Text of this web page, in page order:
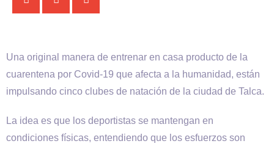
Una original manera de entrenar en casa producto de la
cuarentena por Covid-19 que afecta a la humanidad, están
impulsando cinco clubes de natación de la ciudad de Talca.
La idea es que los deportistas se mantengan en
condiciones físicas, entendiendo que los esfuerzos son